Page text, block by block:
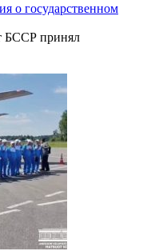
о государственном
БССР принял